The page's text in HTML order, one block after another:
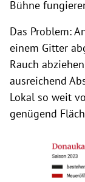
Bühne
Das Problem:
einem Gitter
Rauch
ausreichend
Lokal so weit
genügend